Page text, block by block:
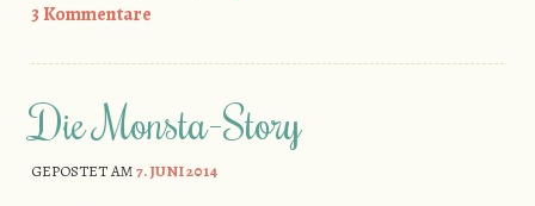
3 Kommentare
Die Monsta-Story
GEPOSTET AM7. JUNI 2014